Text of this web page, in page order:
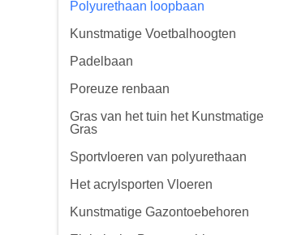
Polyurethaan loopbaan
Kunstmatige Voetbalhoogten
Padelbaan
Poreuze renbaan
Gras van het tuin het Kunstmatige
Gras
Sportvloeren van polyurethaan
Het acrylsporten Vloeren
Kunstmatige Gazontoebehoren